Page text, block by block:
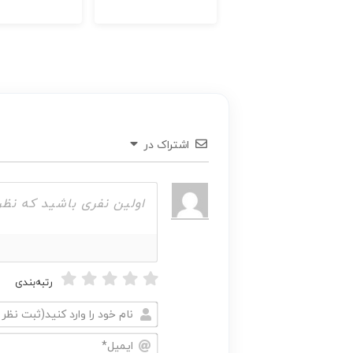
اشتراک در
رتبه‌بندی
نام